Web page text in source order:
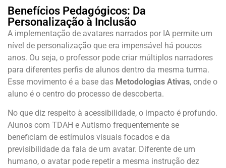
Benefícios Pedagógicos: Da
Personalização à Inclusão
A implementação de avatares narrados por IA permite um
nível de personalização que era impensável há poucos
anos. Ou seja, o professor pode criar múltiplos narradores
para diferentes perfis de alunos dentro da mesma turma.
Esse movimento é a base das Metodologias Ativas, onde o
aluno é o centro do processo de descoberta.
No que diz respeito à acessibilidade, o impacto é profundo.
Alunos com TDAH e Autismo frequentemente se
beneficiam de estímulos visuais focados e da
previsibilidade da fala de um avatar. Diferente de um
humano, o avatar pode repetir a mesma instrução dez